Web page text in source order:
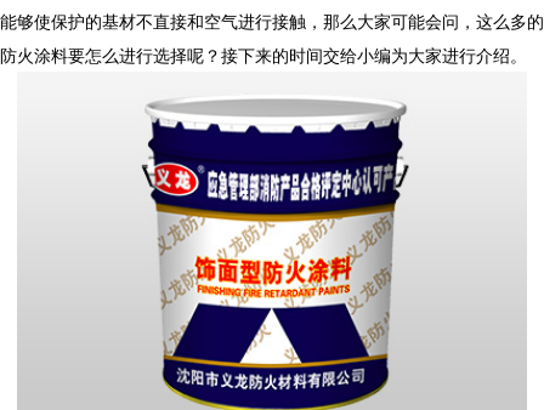
能够使保护的基材不直接和空气进行接触，那么大家可能会问，这么多的
防火涂料要怎么进行选择呢？接下来的时间交给小编为大家进行介绍。